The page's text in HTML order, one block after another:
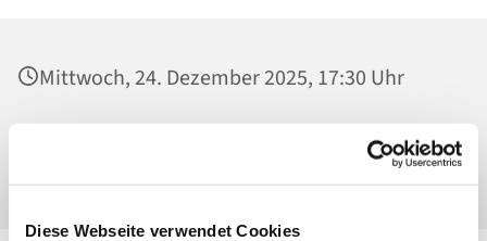
Diese Webseite verwendet Cookies
Mittwoch, 24. Dezember 2025, 17:30 Uhr
Mater Dolorosa, Klosterkirche, Greifswalder